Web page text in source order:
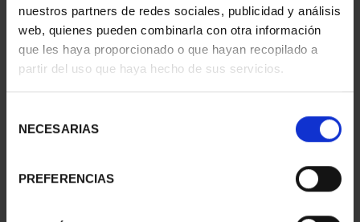
nuestros partners de redes sociales, publicidad y análisis
web, quienes pueden combinarla con otra información
que les haya proporcionado o que hayan recopilado a
partir del uso que haya hecho de sus servicios.
NECESARIAS
PREFERENCIAS
SUBSCRIPTION